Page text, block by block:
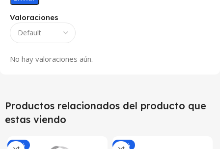
Valoraciones
No hay valoraciones aún.
Productos relacionados del producto que
estas viendo
-25% -25%